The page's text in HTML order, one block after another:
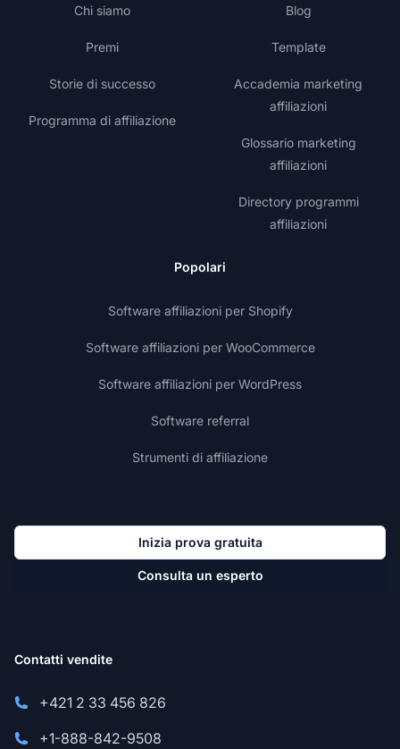
Chi siamo
Premi
Storie di successo
Programma di affiliazione
Blog
Template
Accademia marketing
affiliazioni
Glossario marketing
affiliazioni
Directory programmi
affiliazioni
Popolari
Software affiliazioni per Shopify
Software affiliazioni per WooCommerce
Software affiliazioni per WordPress
Software referral
Strumenti di affiliazione
Inizia prova gratuita
Consulta un esperto
Contatti vendite
+421 2 33 456 826
+1-888-842-9508